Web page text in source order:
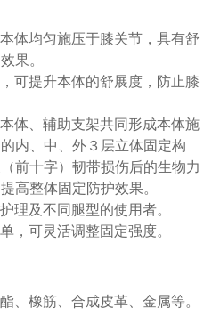
体均匀施压于膝关节，具有舒
果。
可提升本体的舒展度，防止膝
体、辅助支架共同形成本体施
内、中、外３层立体固定构
前十字）韧带损伤后的生物力
高整体固定防护效果。
理及不同腿型的使用者。
，可灵活调整固定强度。
、橡筋、合成皮革、金属等。